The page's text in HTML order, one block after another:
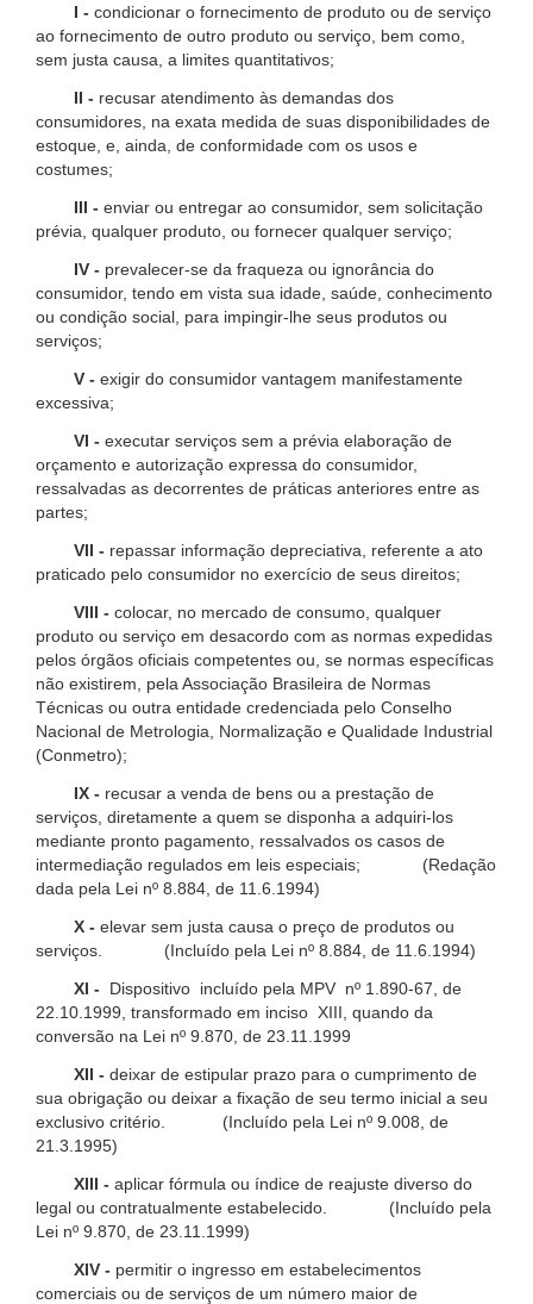
I - condicionar o fornecimento de produto ou de serviço
ao fornecimento de outro produto ou serviço, bem como,
sem justa causa, a limites quantitativos;
II - recusar atendimento às demandas dos
consumidores, na exata medida de suas disponibilidades de
estoque, e, ainda, de conformidade com os usos e
costumes;
III - enviar ou entregar ao consumidor, sem solicitação
prévia, qualquer produto, ou fornecer qualquer serviço;
IV - prevalecer-se da fraqueza ou ignorância do
consumidor, tendo em vista sua idade, saúde, conhecimento
ou condição social, para impingir-lhe seus produtos ou
serviços;
V - exigir do consumidor vantagem manifestamente
excessiva;
VI - executar serviços sem a prévia elaboração de
orçamento e autorização expressa do consumidor,
ressalvadas as decorrentes de práticas anteriores entre as
partes;
VII - repassar informação depreciativa, referente a ato
praticado pelo consumidor no exercício de seus direitos;
VIII - colocar, no mercado de consumo, qualquer
produto ou serviço em desacordo com as normas expedidas
pelos órgãos oficiais competentes ou, se normas específicas
não existirem, pela Associação Brasileira de Normas
Técnicas ou outra entidade credenciada pelo Conselho
Nacional de Metrologia, Normalização e Qualidade Industrial
(Conmetro);
IX - recusar a venda de bens ou a prestação de
serviços, diretamente a quem se disponha a adquiri-los
mediante pronto pagamento, ressalvados os casos de
intermediação regulados em leis especiais; (Redação
dada pela Lei nº 8.884, de 11.6.1994)
X - elevar sem justa causa o preço de produtos ou
serviços. (Incluído pela Lei nº 8.884, de 11.6.1994)
XI -
Dispositivo incluído pela MPV nº 1.890-67, de
22.10.1999, transformado em inciso XIII, quando da
conversão na Lei nº 9.870, de 23.11.1999
XII - deixar de estipular prazo para o cumprimento de
sua obrigação ou deixar a fixação de seu termo inicial a seu
exclusivo critério. (Incluído pela Lei nº 9.008, de
21.3.1995)
XIII - aplicar fórmula ou índice de reajuste diverso do
legal ou contratualmente estabelecido. (Incluído pela
Lei nº 9.870, de 23.11.1999)
XIV - permitir o ingresso em estabelecimentos
comerciais ou de serviços de um número maior de